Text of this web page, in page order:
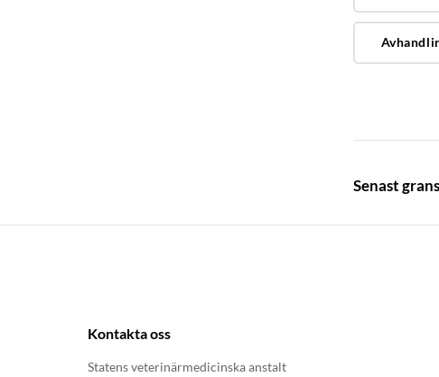
Senast
Kontakta oss
Statens veterinärmedicinska anstalt